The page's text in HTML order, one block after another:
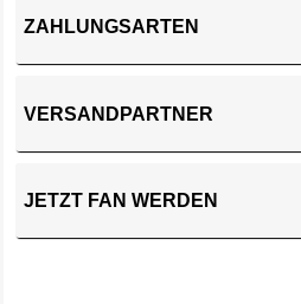
ZAHLUNGSARTEN
VERSANDPARTNER
JETZT FAN WERDEN